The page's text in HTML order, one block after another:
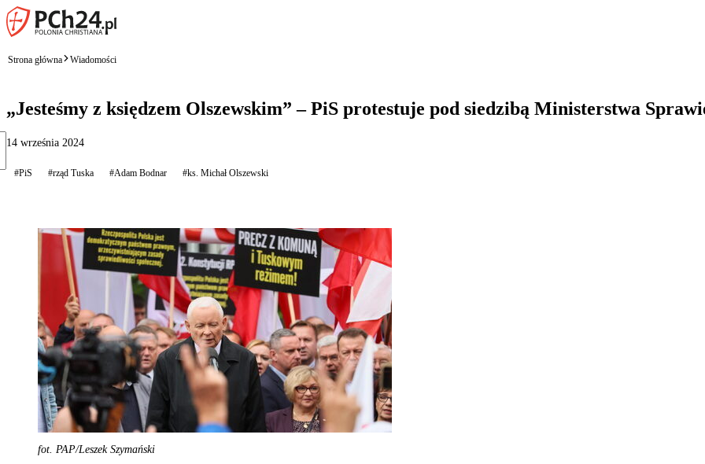
Strona główna Wiadomości
„Jesteśmy z księdzem Olszewskim” – PiS protestuje pod siedzibą Ministerstwa
14 września 2024
#PiS #rząd Tuska #Adam Bodnar #ks. Michał Olszewski
fot. PAP/Leszek Szymański